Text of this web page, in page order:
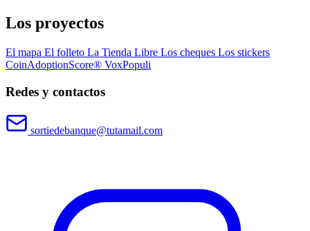
Los proyectos
El mapa El folleto La Tienda Libre Los cheques Los stickers
CoinAdoptionScore® VoxPopuli
Redes y contactos
sortiedebanque@tutamail.com